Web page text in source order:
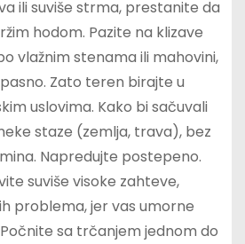
ili suviše strma, prestanite da
hodom. Pazite na klizave
vlažnim stenama ili mahovini,
Zato teren birajte u
uslovima. Kako bi sačuvali
staze (zemlja, trava), bez
Napredujte postepeno.
suviše visoke zahteve,
problema, jer vas umorne
sa trčanjem jednom do